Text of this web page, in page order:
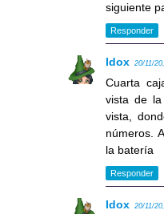
siguiente
Responder
Idox 20/11/
Cuarta
vista de
vista,
números.
la batería
Responder
Idox 20/11/